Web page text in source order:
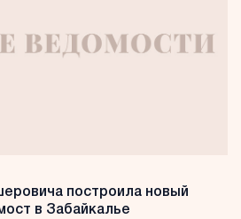
построила новый
в Забайкалье